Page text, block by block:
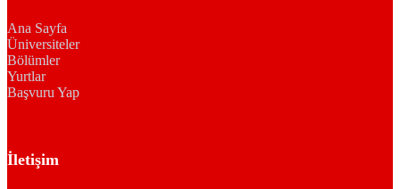
Ana Sayfa
Üniversiteler
Bölümler
Yurtlar
Başvuru Yap
İletişim